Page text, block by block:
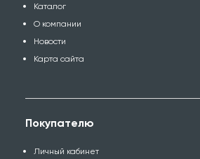
Каталог
О компании
Новости
Карта сайта
Покупателю
Личный кабинет